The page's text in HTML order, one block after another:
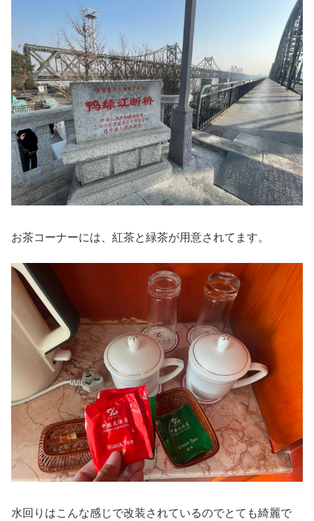
お茶コーナーには、紅茶と緑茶が用意されてます。
水回りはこんな感じで改装されているのでとても綺麗で